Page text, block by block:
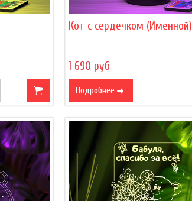
Кот с сердечком (Именной)
1 690 руб
Подробнее